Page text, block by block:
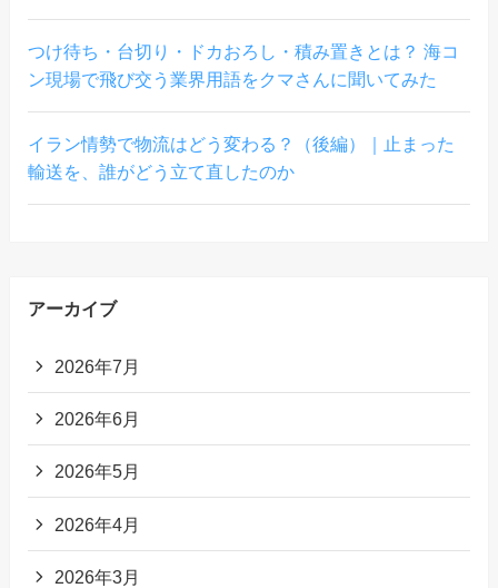
つけ待ち・台切り・ドカおろし・積み置きとは？ 海コ
ン現場で飛び交う業界用語をクマさんに聞いてみた
イラン情勢で物流はどう変わる？（後編）｜止まった
輸送を、誰がどう立て直したのか
アーカイブ
2026年7月
2026年6月
2026年5月
2026年4月
2026年3月